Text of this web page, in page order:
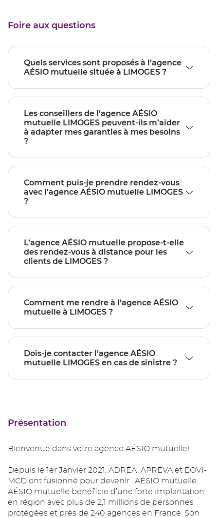
Foire aux questions
Quels services sont proposés à l’agence
AÉSIO mutuelle située à LIMOGES ?
Les conseillers de l’agence AÉSIO
mutuelle LIMOGES peuvent-ils m’aider
à adapter mes garanties à mes besoins
?
Comment puis-je prendre rendez-vous
avec l’agence AÉSIO mutuelle LIMOGES
?
L’agence AÉSIO mutuelle propose-t-elle
des rendez-vous à distance pour les
clients de LIMOGES ?
Comment me rendre à l’agence AÉSIO
mutuelle à LIMOGES ?
Dois-je contacter l’agence AÉSIO
mutuelle LIMOGES en cas de sinistre ?
Présentation
Bienvenue dans votre agence AÉSIO mutuelle!
Depuis le 1er Janvier 2021, ADRÉA, APRÉVA et EOVI-
MCD ont fusionné pour devenir : AÉSIO mutuelle.
AÉSIO mutuelle bénéficie d’une forte implantation
en région avec plus de 2,1 millions de personnes
protégées et près de 240 agences en France. Son